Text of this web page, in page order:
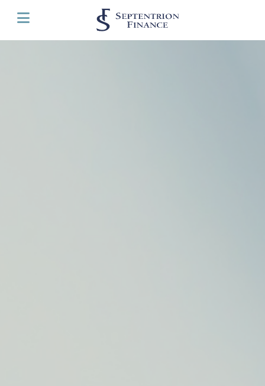
Panneau de gestion des cookies